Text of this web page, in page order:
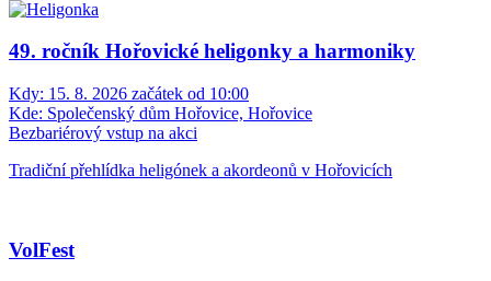
49. ročník Hořovické heligonky a harmoniky
Kdy: 15. 8. 2026 začátek od 10:00
Kde: Společenský dům Hořovice, Hořovice
Bezbariérový vstup na akci
Tradiční přehlídka heligónek a akordeonů v Hořovicích
VolFest